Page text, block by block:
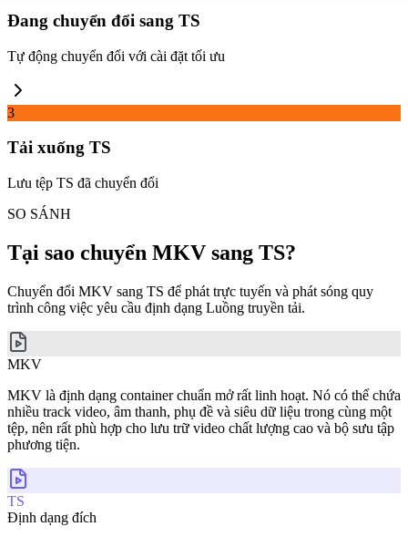
Đang chuyển đổi sang TS
Tự động chuyển đổi với cài đặt tối ưu
3
Tải xuống TS
Lưu tệp TS đã chuyển đổi
SO SÁNH
Tại sao chuyển MKV sang TS?
Chuyển đổi MKV sang TS để phát trực tuyến và phát sóng quy
trình công việc yêu cầu định dạng Luồng truyền tải.
MKV
MKV là định dạng container chuẩn mở rất linh hoạt. Nó có thể chứa
nhiều track video, âm thanh, phụ đề và siêu dữ liệu trong cùng một
tệp, nên rất phù hợp cho lưu trữ video chất lượng cao và bộ sưu tập
phương tiện.
TS
Định dạng đích